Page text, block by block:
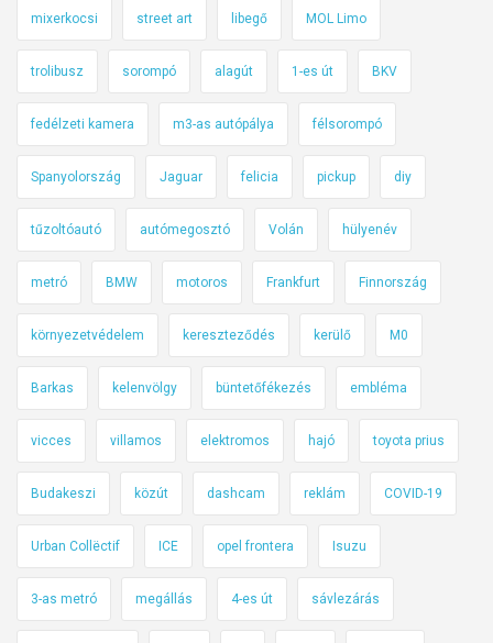
a
f
o
m
j
á
e
i
k
r
n
mixerkocsi street art libegő MOL Limo
trolibusz sorompó alagút 1-es út BKV
fedélzeti kamera m3-as autópálya félsorompó
Spanyolország Jaguar felicia pickup diy
tűzoltóautó autómegosztó Volán hülyenév
metró BMW motoros Frankfurt Finnország
környezetvédelem kereszteződés kerülő M0
Barkas kelenvölgy büntetőfékezés embléma
vicces villamos elektromos hajó toyota prius
Budakeszi közút dashcam reklám COVID-19
Urban Collëctif ICE opel frontera Isuzu
3-as metró megállás 4-es út sávlezárás